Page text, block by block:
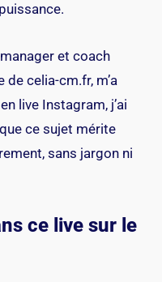
et coach
de celia-cm.fr, m’a
live Instagram, j’ai
ce sujet mérite
sans jargon ni
ce live sur le